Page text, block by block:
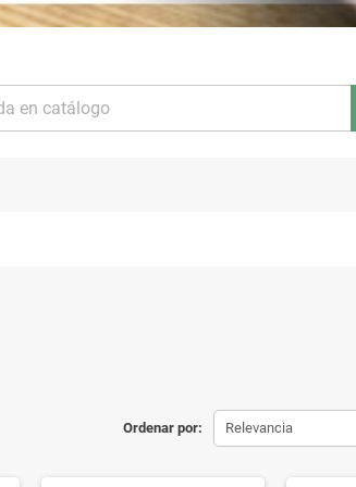
Ordenar por: Relevancia